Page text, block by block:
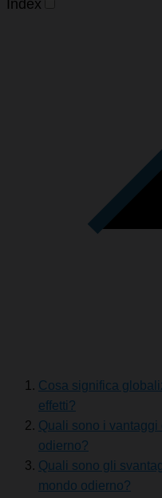
Index
Cosa significa
effetti?
Quali sono i
odierno?
Quali sono gli
mondo odierno?